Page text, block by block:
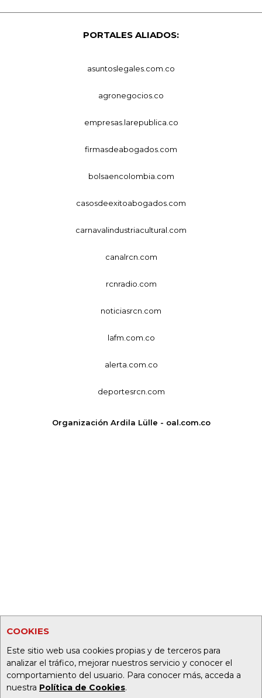
COOKIES
Este sitio web usa cookies propias y de terceros para
analizar el tráfico, mejorar nuestros servicio y conocer el
comportamiento del usuario. Para conocer más, acceda a
nuestra Política de Cookies.
PORTALES ALIADOS:
asuntoslegales.com.co
agronegocios.co
empresas.larepublica.co
firmasdeabogados.com
bolsaencolombia.com
casosdeexitoabogados.com
carnavalindustriacultural.com
canalrcn.com
rcnradio.com
noticiasrcn.com
lafm.com.co
alerta.com.co
deportesrcn.com
Organización Ardila Lülle - oal.com.co